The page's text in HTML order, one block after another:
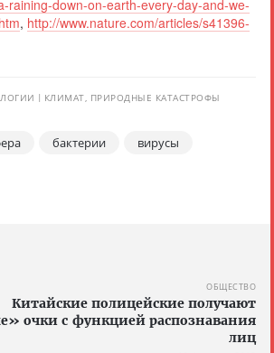
raining-down-on-earth-every-day-and-we-
, http://www.nature.com/articles/s41396-
КЛИМАТ, ПРИРОДНЫЕ КАТАСТРОФЫ
бактерии вирусы
ОБЩЕСТВО
Китайские полицейские получают
очки с функцией распознавания
лиц